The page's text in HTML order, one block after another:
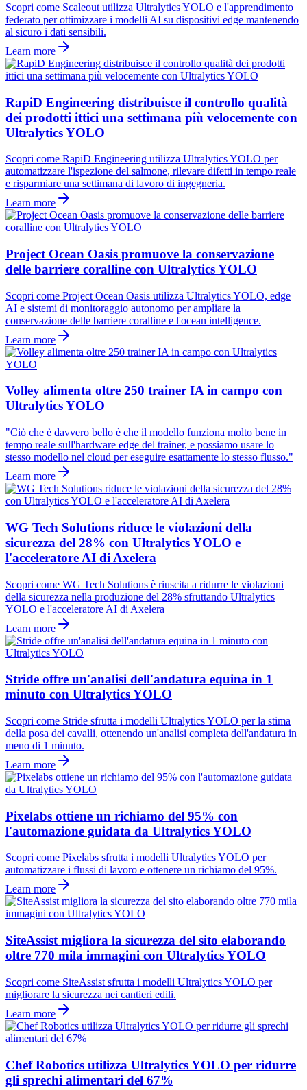
Scopri come Scaleout utilizza Ultralytics YOLO e l'apprendimento
federato per ottimizzare i modelli AI su dispositivi edge mantenendo
al sicuro i dati sensibili.
Learn more
RapiD Engineering distribuisce il controllo qualità
dei prodotti ittici una settimana più velocemente con
Ultralytics YOLO
Scopri come RapiD Engineering utilizza Ultralytics YOLO per
automatizzare l'ispezione del salmone, rilevare difetti in tempo reale
e risparmiare una settimana di lavoro di ingegneria.
Learn more
Project Ocean Oasis promuove la conservazione
delle barriere coralline con Ultralytics YOLO
Scopri come Project Ocean Oasis utilizza Ultralytics YOLO, edge
AI e sistemi di monitoraggio autonomo per ampliare la
conservazione delle barriere coralline e l'ocean intelligence.
Learn more
Volley alimenta oltre 250 trainer IA in campo con
Ultralytics YOLO
"Ciò che è davvero bello è che il modello funziona molto bene in
tempo reale sull'hardware edge del trainer, e possiamo usare lo
stesso modello nel cloud per eseguire esattamente lo stesso flusso."
Learn more
WG Tech Solutions riduce le violazioni della
sicurezza del 28% con Ultralytics YOLO e
l'acceleratore AI di Axelera
Scopri come WG Tech Solutions è riuscita a ridurre le violazioni
della sicurezza nella produzione del 28% sfruttando Ultralytics
YOLO e l'acceleratore AI di Axelera
Learn more
Stride offre un'analisi dell'andatura equina in 1
minuto con Ultralytics YOLO
Scopri come Stride sfrutta i modelli Ultralytics YOLO per la stima
della posa dei cavalli, ottenendo un'analisi completa dell'andatura in
meno di 1 minuto.
Learn more
Pixelabs ottiene un richiamo del 95% con
l'automazione guidata da Ultralytics YOLO
Scopri come Pixelabs sfrutta i modelli Ultralytics YOLO per
automatizzare i flussi di lavoro e ottenere un richiamo del 95%.
Learn more
SiteAssist migliora la sicurezza del sito elaborando
oltre 770 mila immagini con Ultralytics YOLO
Scopri come SiteAssist sfrutta i modelli Ultralytics YOLO per
migliorare la sicurezza nei cantieri edili.
Learn more
Chef Robotics utilizza Ultralytics YOLO per ridurre
gli sprechi alimentari del 67%